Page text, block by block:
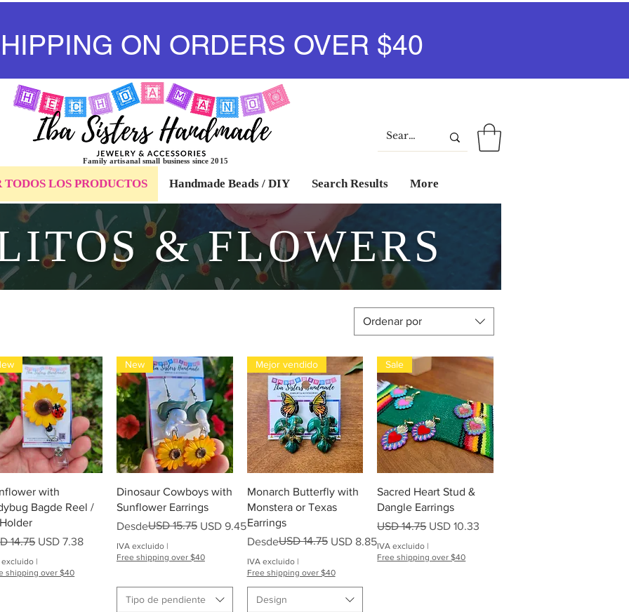
Family artisanal small business since 2015
ON ORDERS OVER $40
LOS PRODUCTOS Handmade Beads / DIY Search Results More
& FLOWERS
Ordenar por
Vista rápida
with
Bagde Reel /
14.75 Precio de oferta
USD 7.38
excluido |
shipping over $40
Vista rápida
New
Dinosaur Cowboys with
Sunflower Earrings
Desde
PrecioUSD 15.75 USD 9.45
Precio de oferta
IVA excluido|
Free shipping over $40
Tipo de pendiente
Vista rápida
Mejor vendido
Monarch Butterfly with
Monstera or Texas
Earrings
Desde
PrecioUSD 14.75 USD 8.85
Precio de oferta
IVA excluido|
Free shipping over $40
Design
Vista rápida
Sale
Sacred Heart Stud &
Dangle Earrings
Precio
USD 14.75 Precio de oferta
USD 10.33
IVA excluido |
Free shipping over $40